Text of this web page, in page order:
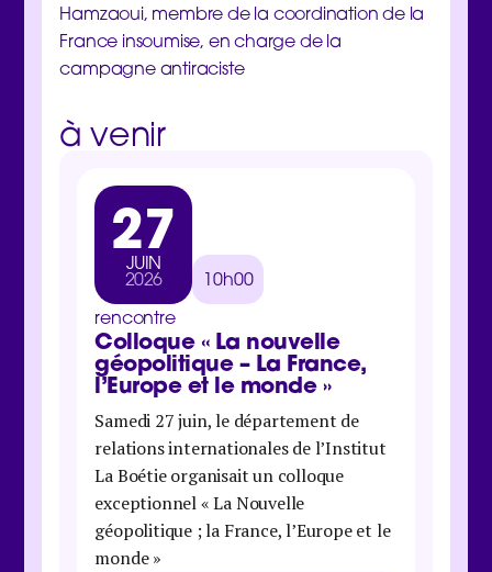
Hamzaoui, membre de la coordination de la
France insoumise, en charge de la
campagne antiraciste
à venir
27
JUIN
2026
10h00
rencontre
Colloque « La nouvelle
géopolitique – La France,
l’Europe et le monde »
Samedi 27 juin, le département de
relations internationales de l’Institut
La Boétie organisait un colloque
exceptionnel « La Nouvelle
géopolitique ; la France, l’Europe et le
monde »